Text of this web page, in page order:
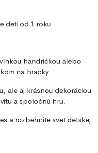
deti od 1 roku
handričkou alebo
na hračky
ale aj krásnou dekoráciou
a spoločnú hru.
a rozbehnite svet detskej